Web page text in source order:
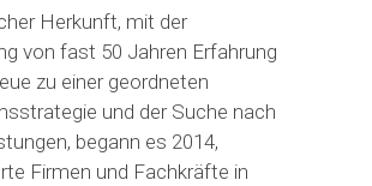
Herkunft, mit der
von fast 50 Jahren Erfahrung
zu einer geordneten
und der Suche nach
begann es 2014,
Firmen und Fachkräfte in